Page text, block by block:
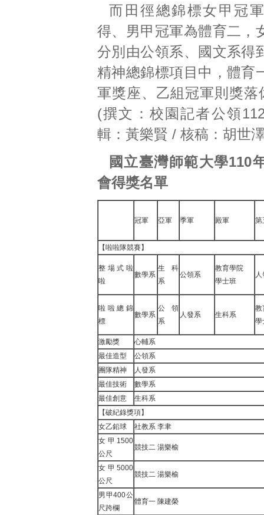
而田徑總錦標女甲冠
得、男甲冠軍為體育二，
分別由公領系、國文系得
精神總錦標項目中，體育
軍獎座、乙組冠軍則獎落
(撰文：校園記者公領
輯：黃樂賢 / 核稿：胡世
國立臺灣師範大學110
會得獎名單
冠軍 亞軍 季軍 殿軍 第
【啦啦隊競賽】
整場式啦
啦
數學系
生科
系
公領系
教育學院
學士班
啦啦總錦
標
數學系
公領
系
人發系 生科系
教
學
激勵獎
心輔系
最佳造型
公領系
團隊精神
人發系
最佳技術
數學系
最佳創意
生科系
【破紀錄獎項】
女乙鉛球
社教系 李聿
女甲1500
公尺
競技二 湯樂榆
女甲5000
公尺
競技二 湯樂榆
男甲400公
尺跨欄
體育一 陳建榮